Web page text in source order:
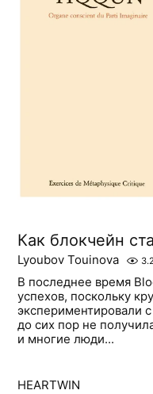
Как блокчейн
Lyoubov Touinova
В последнее время
успехов, поскольку
экспериментировали
до сих пор не
и многие люди...
HEARTWIN